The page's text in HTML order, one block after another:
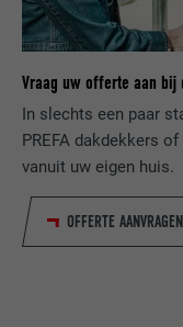
Vraag uw offerte aan bij
In slechts een paar
PREFA dakdekkers
vanuit uw eigen huis.
OFFERTE AANVRAGEN
DOEL
NAAM
AANBIEDER
VERVALTIJD
DOEL
NAAM
AANBIEDER